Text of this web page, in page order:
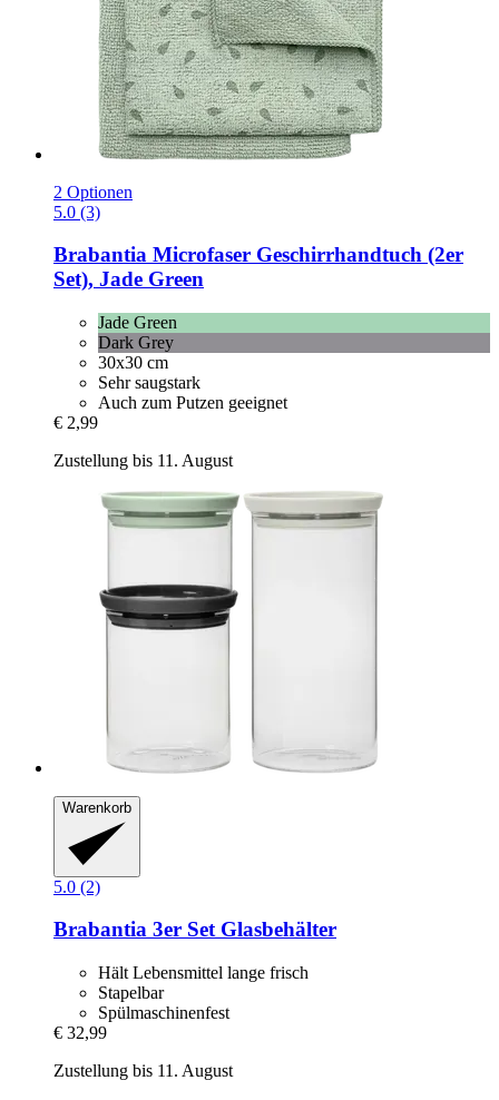
2 Optionen
5.0 (3)
Brabantia Microfaser Geschirrhandtuch (2er
Set), Jade Green
Jade Green
Dark Grey
30x30 cm
Sehr saugstark
Auch zum Putzen geeignet
€ 2,99
Zustellung bis 11. August
Warenkorb
5.0 (2)
Brabantia 3er Set Glasbehälter
Hält Lebensmittel lange frisch
Stapelbar
Spülmaschinenfest
€ 32,99
Zustellung bis 11. August